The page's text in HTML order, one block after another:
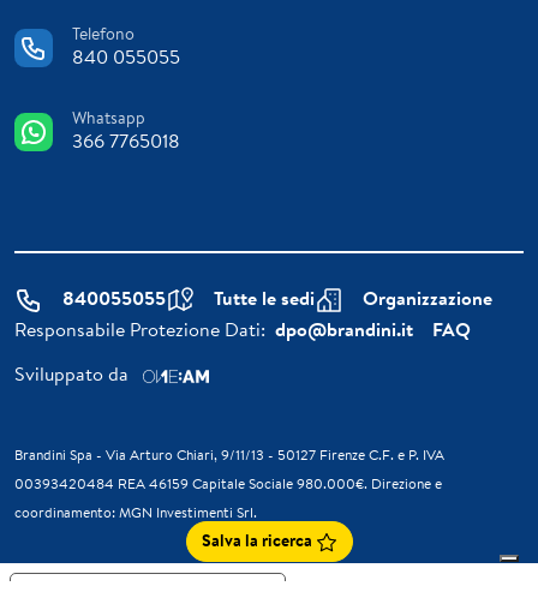
Telefono
840 055055
Whatsapp
366 7765018
840055055 Tutte le sedi
Organizzazione
Responsabile Protezione Dati: dpo@brandini.it
FAQ
Sviluppato da
Brandini Spa - Via Arturo Chiari, 9/11/13 - 50127 Firenze C.F. e P. IVA
00393420484 REA 46159 Capitale Sociale 980.000€. Direzione e
coordinamento: MGN Investimenti Srl.
Salva la ricerca